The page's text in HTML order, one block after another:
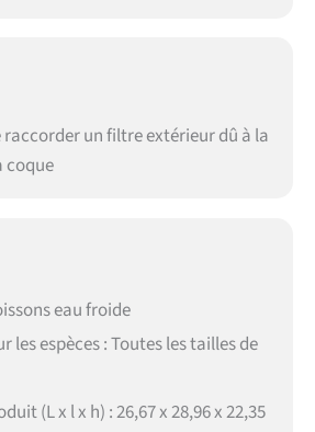
un filtre extérieur dû à la
coque
eau froide
les espèces : Toutes les tailles de
(L x l x h) : 26,67 x 28,96 x 22,35